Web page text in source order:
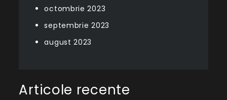
octombrie 2023
septembrie 2023
august 2023
Articole recente